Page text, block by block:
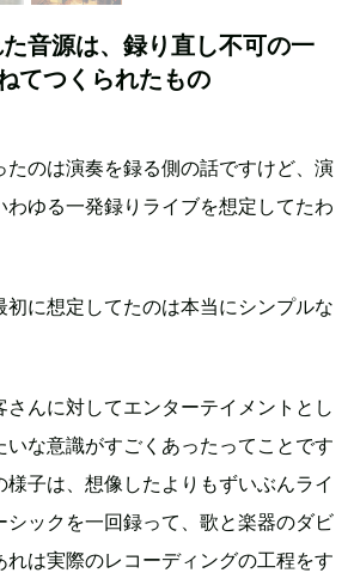
音源は、録り直し不可の一
てつくられたもの
たのは演奏を録る側の話ですけど、演
わゆる一発録りライブを想定してたわ
初に想定してたのは本当にシンプルな
さんに対してエンターテイメントとし
いな意識がすごくあったってことです
様子は、想像したよりもずいぶんライ
シックを一回録って、歌と楽器のダビ
れは実際のレコーディングの工程をす